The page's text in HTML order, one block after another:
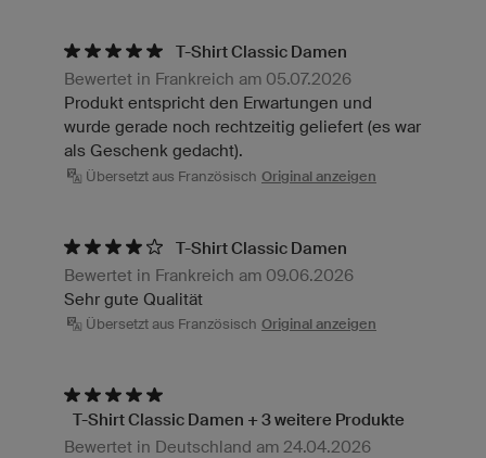
T-Shirt Classic Damen
Bewertet in Frankreich am 05.07.2026
Produkt entspricht den Erwartungen und
wurde gerade noch rechtzeitig geliefert (es war
als Geschenk gedacht).
Übersetzt aus Französisch Original anzeigen
T-Shirt Classic Damen
Bewertet in Frankreich am 09.06.2026
Sehr gute Qualität
Übersetzt aus Französisch Original anzeigen
T-Shirt Classic Damen + 3 weitere Produkte
Bewertet in Deutschland am 24.04.2026